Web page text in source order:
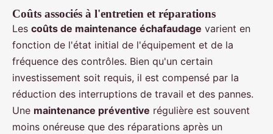
Coûts associés à l'entretien et réparations
Les coûts de maintenance échafaudage varient en
fonction de l'état initial de l'équipement et de la
fréquence des contrôles. Bien qu'un certain
investissement soit requis, il est compensé par la
réduction des interruptions de travail et des pannes.
Une maintenance préventive régulière est souvent
moins onéreuse que des réparations après un